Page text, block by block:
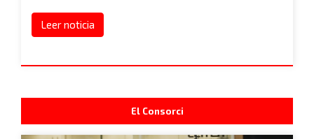
Leer noticia
El Consorci